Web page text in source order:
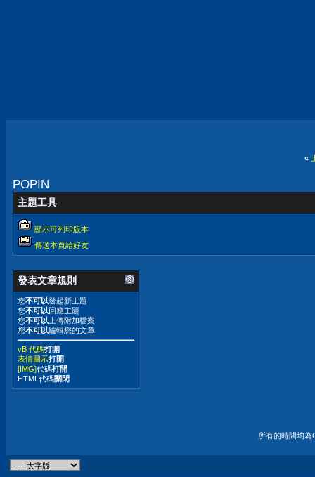
«
POPIN
主題工具
顯示可列印版本
傳送本頁給好友
發表文章規則
您不可以發起新主題
您不可以回應主題
您不可以 上傳附加檔案
您不可以編輯您的文章
vB 代碼打開
表情圖示打開
[IMG]代碼打開
HTML代碼關閉
所有的時間均為